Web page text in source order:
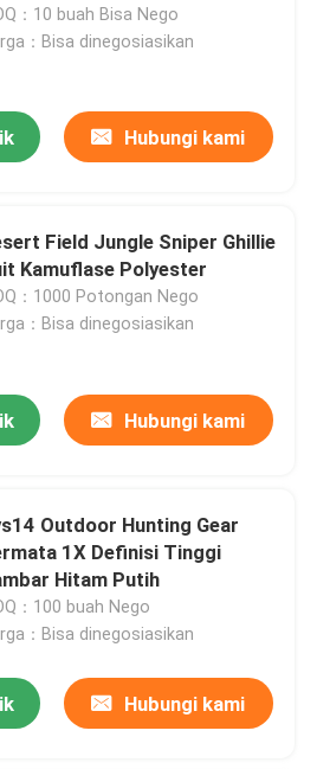
：10 buah Bisa Nego
：Bisa dinegosiasikan
Hubungi kami
Field Jungle Sniper Ghillie
Kamuflase Polyester
：1000 Potongan Nego
：Bisa dinegosiasikan
Hubungi kami
Outdoor Hunting Gear
1X Definisi Tinggi
Hitam Putih
：100 buah Nego
：Bisa dinegosiasikan
Hubungi kami